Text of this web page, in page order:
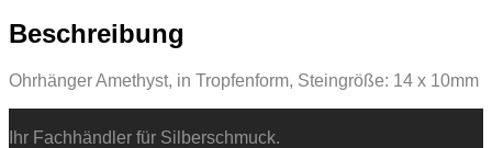
Beschreibung
Ohrhänger Amethyst, in Tropfenform, Steingröße: 14 x 10mm
Ihr Fachhändler für Silberschmuck.